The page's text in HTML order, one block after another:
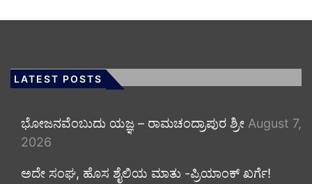
LATEST POSTS
ಭೋಜನವೆಂಬುದು ಯಜ್ಞ – ರಾಮಚಂದ್ರಾಪುರ ಶ್ರೀ August 7,
2026
ಅದೇ ಸಂಘ, ಹೊಸ ಶೈಲಿಯ ಮಾತು -ಪ್ರಿಯಾಂಕ್ ಖರ್ಗೆ!